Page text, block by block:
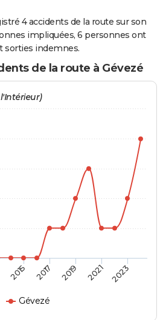
4 accidents de la route sur son
impliquées, 6 personnes ont
sorties indemnes.
de la route à Gévezé
Gévezé
2015 2017 2019 2021 2023